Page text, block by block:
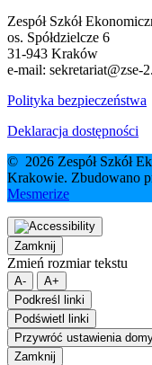
Zespół Szkół
os. Spółdzielcze 6
31-943 Kraków
e-mail: sekretariat@zse-
Polityka bezpieczeństwa
Deklaracja dostępności
© 2026 Zespół Szkół
Krakowie. Zbudowano
Mesmerize
Zamknij
Zmień rozmiar tekstu
A-
A+
Podkreśl linki
Podświetl linki
Przywróć ustawienia
Zamknij